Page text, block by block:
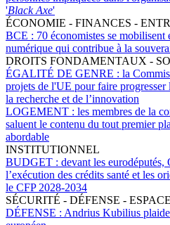
'Black Axe'
ÉCONOMIE - FINANCES -
BCE : 70 économistes se
numérique qui contribue à la
DROITS FONDAMENTAUX -
ÉGALITÉ DE GENRE : la
projets de l'UE pour faire progresser
la recherche et de l’innovation
LOGEMENT : les membres de la
saluent le contenu du tout premier
abordable
INSTITUTIONNEL
BUDGET : devant les
l’exécution des crédits santé et les
le CFP 2028-2034
SÉCURITÉ - DÉFENSE - ESPACE
DÉFENSE : Andrius Kubilius